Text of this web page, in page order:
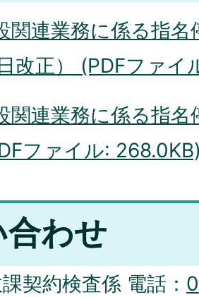
関連業務に係る指
改正） (PDFファイ
関連業務に係る指
ファイル:
わせ
契約検査係 電話：